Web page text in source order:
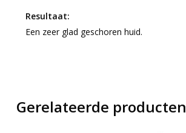
Resultaat:
Een zeer glad geschoren huid.
Gerelateerde producten